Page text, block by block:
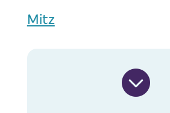
Mitz
